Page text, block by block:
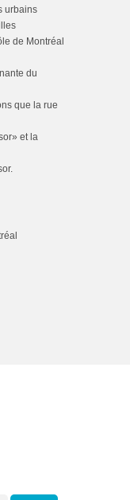
urbains
de Montréal
du
que la rue
et la